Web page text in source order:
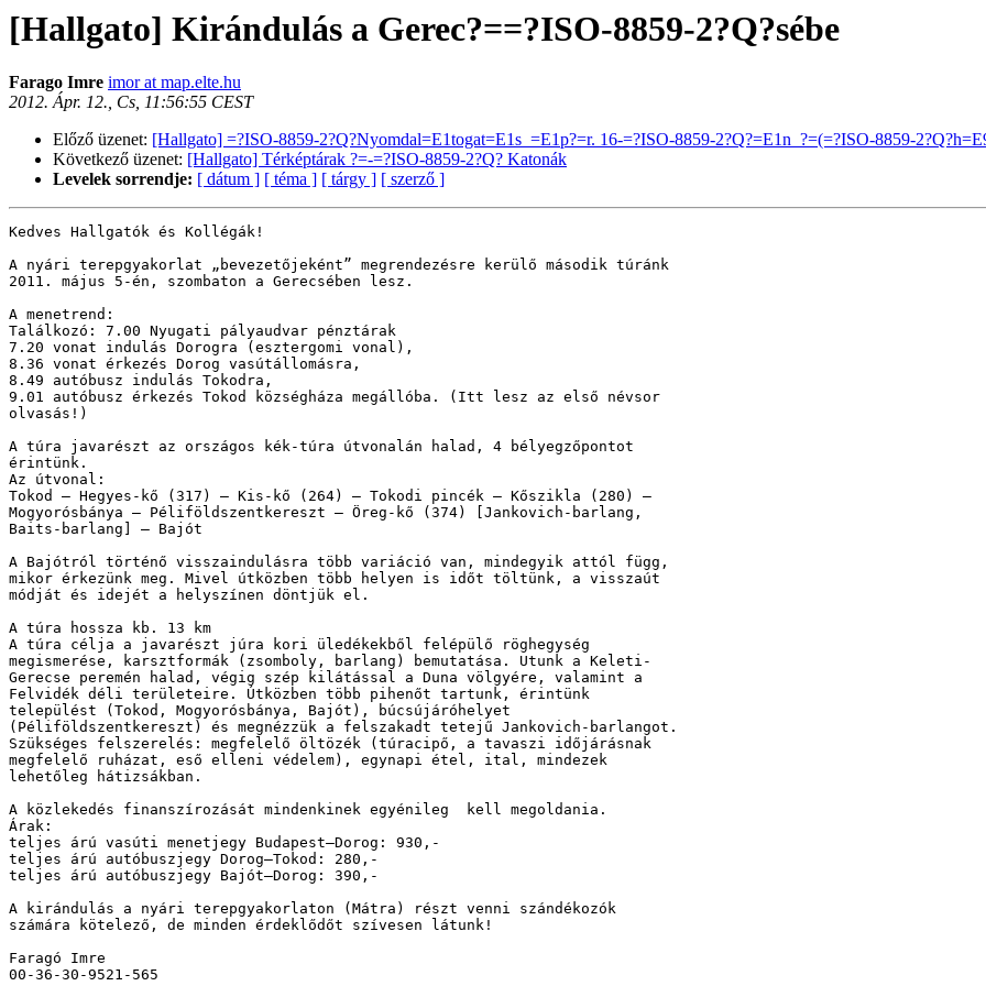
[Hallgato] Kirándulás a Gerec?==?ISO-8859-2?Q?sébe
Farago Imre imor at map.elte.hu
2012. Ápr. 12., Cs, 11:56:55 CEST
Előző üzenet: [Hallgato] =?ISO-8859-2?Q?Nyomdal=E1togat=E1s_=E1p?=r. 16-=?ISO-8859-2?Q?=E1n_?=(=?ISO-8859-
Következő üzenet: [Hallgato] Térképtárak ?=-=?ISO-8859-2?Q? Katonák
Levelek sorrendje: [ dátum ] [ téma ] [ tárgy ] [ szerző ]
Kedves Hallgatók és Kollégák!
A nyári terepgyakorlat „bevezetőjeként” megrendezésre kerülő második túránk
2011. május 5-én, szombaton a Gerecsében lesz.
A menetrend:
Találkozó: 7.00 Nyugati pályaudvar pénztárak
7.20 vonat indulás Dorogra (esztergomi vonal),
8.36 vonat érkezés Dorog vasútállomásra,
8.49 autóbusz indulás Tokodra,
9.01 autóbusz érkezés Tokod községháza megállóba. (Itt lesz az első névsor
olvasás!)
A túra javarészt az országos kék-túra útvonalán halad, 4 bélyegzőpontot
érintünk.
Az útvonal:
Tokod – Hegyes-kő (317) – Kis-kő (264) – Tokodi pincék – Kőszikla (280) –
Mogyorósbánya – Péliföldszentkereszt – Öreg-kő (374) [Jankovich-barlang,
Baits-barlang] – Bajót
A Bajótról történő visszaindulásra több variáció van, mindegyik attól függ,
mikor érkezünk meg. Mivel útközben több helyen is időt töltünk, a visszaút
módját és idejét a helyszínen döntjük el.
A túra hossza kb. 13 km
A túra célja a javarészt júra kori üledékekből felépülő röghegység
megismerése, karsztformák (zsomboly, barlang) bemutatása. Utunk a Keleti-
Gerecse peremén halad, végig szép kilátással a Duna völgyére, valamint a
Felvidék déli területeire. Útközben több pihenőt tartunk, érintünk
települést (Tokod, Mogyorósbánya, Bajót), búcsújáróhelyet
(Péliföldszentkereszt) és megnézzük a felszakadt tetejű Jankovich-barlangot.
Szükséges felszerelés: megfelelő öltözék (túracipő, a tavaszi időjárásnak
megfelelő ruházat, eső elleni védelem), egynapi étel, ital, mindezek
lehetőleg hátizsákban.
A közlekedés finanszírozását mindenkinek egyénileg  kell megoldania.
Árak:
teljes árú vasúti menetjegy Budapest–Dorog: 930,-
teljes árú autóbuszjegy Dorog–Tokod: 280,-
teljes árú autóbuszjegy Bajót–Dorog: 390,-
A kirándulás a nyári terepgyakorlaton (Mátra) részt venni szándékozók
számára kötelező, de minden érdeklődőt szívesen látunk!
Faragó Imre
00-36-30-9521-565